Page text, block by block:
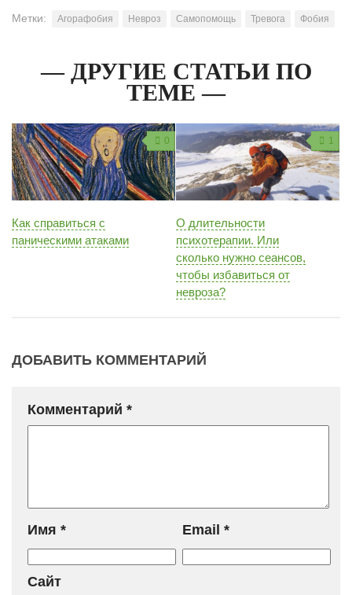
Метки: Агорафобия Невроз Самопомощь Тревога Фобия
— ДРУГИЕ СТАТЬИ ПО
ТЕМЕ —
0
Как справиться с
паническими атаками
1
О длительности
психотерапии. Или
сколько нужно сеансов,
чтобы избавиться от
невроза?
ДОБАВИТЬ КОММЕНТАРИЙ
Комментарий *
Имя * Email *
Сайт